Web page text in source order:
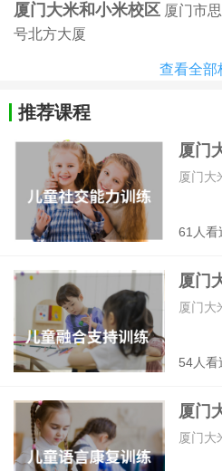
厦门大米和小米校区 厦门市
号北方大厦
查看全部
推荐课程
厦门
训练
61人看
厦门大
厦门
练课
54人看
厦门大
厦门
训练
厦门大